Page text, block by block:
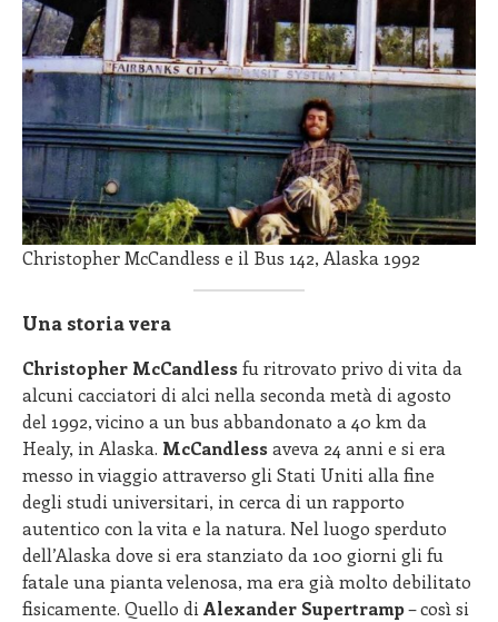
Christopher McCandless e il Bus 142, Alaska 1992
Una storia vera
Christopher McCandlessfu ritrovato privo di vita da
alcuni cacciatori di alci nella seconda metà di agosto
del 1992, vicino a un bus abbandonato a 40 km da
Healy, in Alaska. McCandlessaveva 24 anni e si era
messo in viaggio attraverso gli Stati Uniti alla fine
degli studi universitari, in cerca di un rapporto
autentico con la vita e la natura. Nel luogo sperduto
dell’Alaska dove si era stanziato da 100 giorni gli fu
fatale una pianta velenosa, ma era già molto debilitato
fisicamente. Quello diAlexander Supertramp– così si